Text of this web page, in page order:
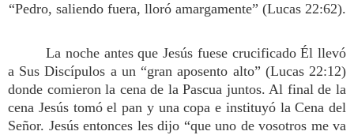
“Pedro, saliendo fuera, lloró amargamente” (Lucas 22:62).
La noche antes que Jesús fuese crucificado Él llevó
a Sus Discípulos a un “gran aposento alto” (Lucas 22:12)
donde comieron la cena de la Pascua juntos. Al final de la
cena Jesús tomó el pan y una copa e instituyó la Cena del
Señor. Jesús entonces les dijo “que uno de vosotros me va